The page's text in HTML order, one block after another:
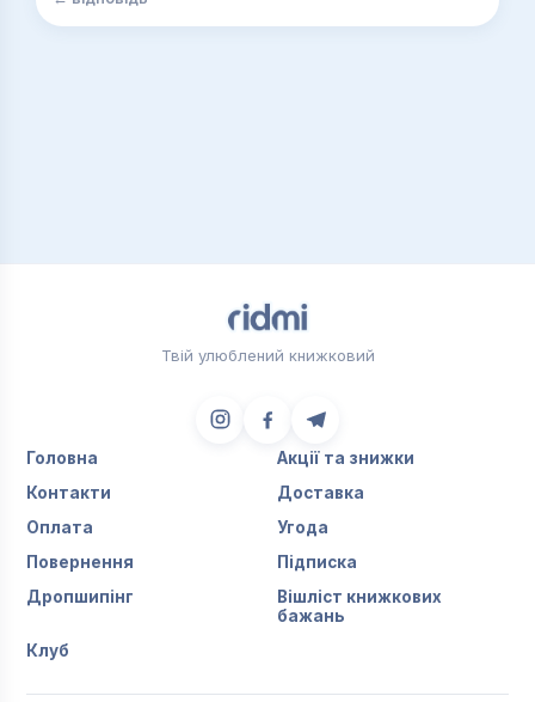
Твій улюблений книжковий
Головна
Акції та знижки
Контакти
Доставка
Оплата
Угода
Повернення
Підписка
Дропшипінг
Вішліст книжкових
бажань
Клуб